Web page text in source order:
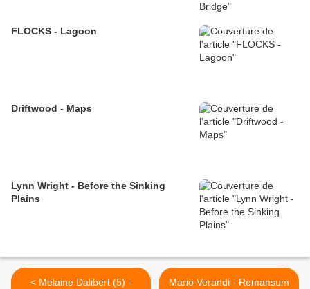
FLOCKS - Lagoon
Driftwood - Maps
Lynn Wright - Before the Sinking
Plains
< Melaine Dalibert (5) -
Mario Verandi - Remansum